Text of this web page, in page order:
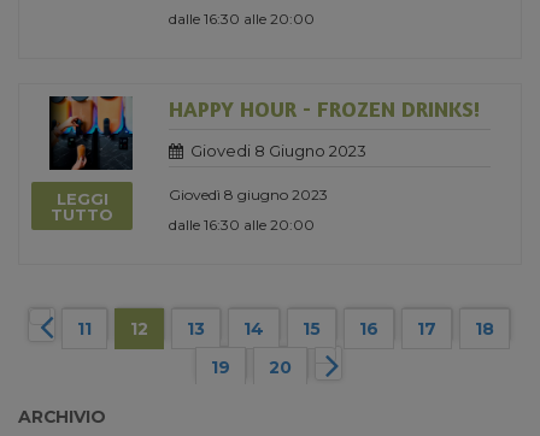
dalle 16:30 alle 20:00
LEGGI
TUTTO
HAPPY HOUR - FROZEN DRINKS!
Giovedi 8 Giugno 2023
Giovedì 8 giugno 2023
dalle 16:30 alle 20:00
11 12 13 14 15 16 17
18
19
20
ARCHIVIO